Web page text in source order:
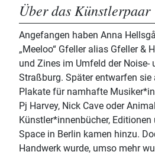
Über das Künstlerpaar
Angefangen haben Anna
„Meeloo“ Gfeller alias Gfeller &
und Zines im Umfeld der Noise-
Straßburg. Später entwarfen sie
Plakate für namhafte
Pj Harvey, Nick Cave oder
Künstler*innenbücher, Editionen
Space in Berlin kamen hinzu.
Handwerk wurde, umso mehr